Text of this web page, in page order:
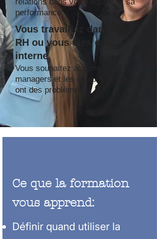
performance.
Vous travaillez dans les
RH ou vous êtes coach
interne.
Vous souhaitez accompagner les
managers et les équipes lorsqu'ils
ont des problèmes.
Ce que la formation
vous apprend:
Définir quand utiliser la